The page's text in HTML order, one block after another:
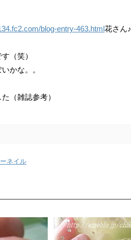
blog-entry-463.html花さん♪
（笑）
かな。。
（雑誌参考）
ネイル